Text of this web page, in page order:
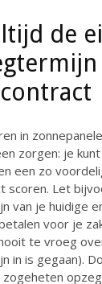
de
in
zorgen: je
een zo
scoren. Let
van je huidige
voor je
te vroeg
in is gegaan).
zogeheten